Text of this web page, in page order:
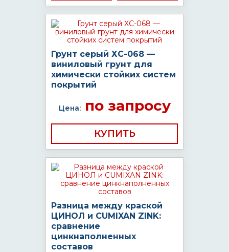
Грунт серый ХС-068 —
виниловый грунт для
химически стойких систем
покрытий
Цена:по запросу
КУПИТЬ
Разница между краской
ЦИНОЛ и CUMIXAN ZINK:
сравнение
цинкнаполненных
составов